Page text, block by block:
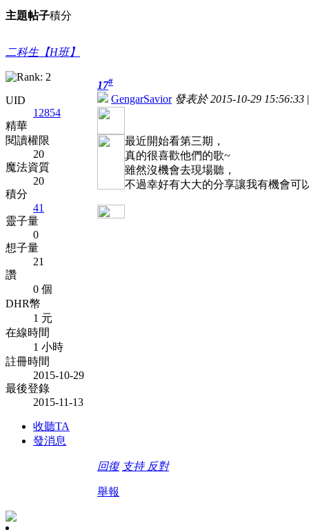
主題帖子積分
二科生【H班】
UID
12854
精華
閱讀權限
20
魔法資質
20
積分
41
靈子量
0
想子量
21
讚
0 個
DHR幣
1 元
在線時間
1 小時
註冊時間
2015-10-29
最後登錄
2015-11-13
收聽TA
發消息
17#
GengarSavior 發表於 2015-10-29 15:56:33 |
最近開始看第三期，
真的很喜歡他們的歌~
雖然沒機會去現場聽，
不過幸好有大大的分享讓我有機會可
回復 支持 反對
舉報